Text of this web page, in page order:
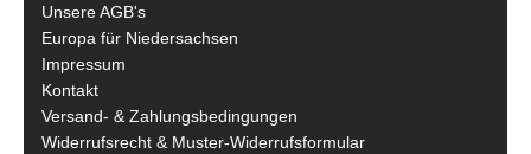
Unsere AGB's
Europa für Niedersachsen
Impressum
Kontakt
Versand- & Zahlungsbedingungen
Widerrufsrecht & Muster-Widerrufsformular